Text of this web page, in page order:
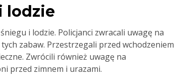
lodzie
i lodzie. Policjanci zwracali uwagę na
zabaw. Przestrzegali przed wchodzeniem
Zwrócili również uwagę na
przed zimnem i urazami.